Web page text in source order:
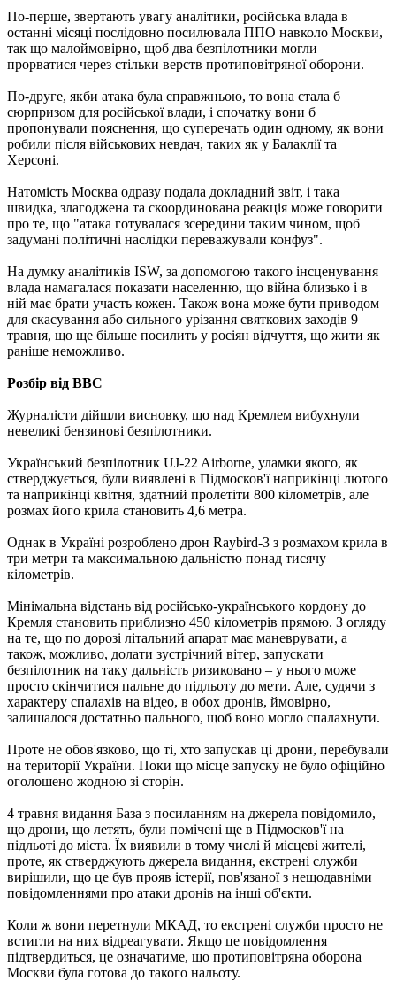
По-перше, звертають увагу аналітики, російська влада в
останні місяці послідовно посилювала ППО навколо Москви,
так що малоймовірно, щоб два безпілотники могли
прорватися через стільки верств протиповітряної оборони.
По-друге, якби атака була справжньою, то вона стала б
сюрпризом для російської влади, і спочатку вони б
пропонували пояснення, що суперечать один одному, як вони
робили після військових невдач, таких як у Балаклії та
Херсоні.
Натомість Москва одразу подала докладний звіт, і така
швидка, злагоджена та скоординована реакція може говорити
про те, що "атака готувалася зсередини таким чином, щоб
задумані політичні наслідки переважували конфуз".
На думку аналітиків ISW, за допомогою такого інсценування
влада намагалася показати населенню, що війна близько і в
ній має брати участь кожен. Також вона може бути приводом
для скасування або сильного урізання святкових заходів 9
травня, що ще більше посилить у росіян відчуття, що жити як
раніше неможливо.
Розбір від BBC
Журналісти дійшли висновку, що над Кремлем вибухнули
невеликі бензинові безпілотники.
Український безпілотник UJ-22 Airborne, уламки якого, як
стверджується, були виявлені в Підмосков'ї наприкінці лютого
та наприкінці квітня, здатний пролетіти 800 кілометрів, але
розмах його крила становить 4,6 метра.
Однак в Україні розроблено дрон Raybird-3 з розмахом крила в
три метри та максимальною дальністю понад тисячу
кілометрів.
Мінімальна відстань від російсько-українського кордону до
Кремля становить приблизно 450 кілометрів прямою. З огляду
на те, що по дорозі літальний апарат має маневрувати, а
також, можливо, долати зустрічний вітер, запускати
безпілотник на таку дальність ризиковано – у нього може
просто скінчитися пальне до підльоту до мети. Але, судячи з
характеру спалахів на відео, в обох дронів, ймовірно,
залишалося достатньо пального, щоб воно могло спалахнути.
Проте не обов'язково, що ті, хто запускав ці дрони, перебували
на території України. Поки що місце запуску не було офіційно
оголошено жодною зі сторін.
4 травня видання База з посиланням на джерела повідомило,
що дрони, що летять, були помічені ще в Підмосков'ї на
підльоті до міста. Їх виявили в тому числі й місцеві жителі,
проте, як стверджують джерела видання, екстрені служби
вирішили, що це був прояв істерії, пов'язаної з нещодавніми
повідомленнями про атаки дронів на інші об'єкти.
Коли ж вони перетнули МКАД, то екстрені служби просто не
встигли на них відреагувати. Якщо це повідомлення
підтвердиться, це означатиме, що протиповітряна оборона
Москви була готова до такого нальоту.